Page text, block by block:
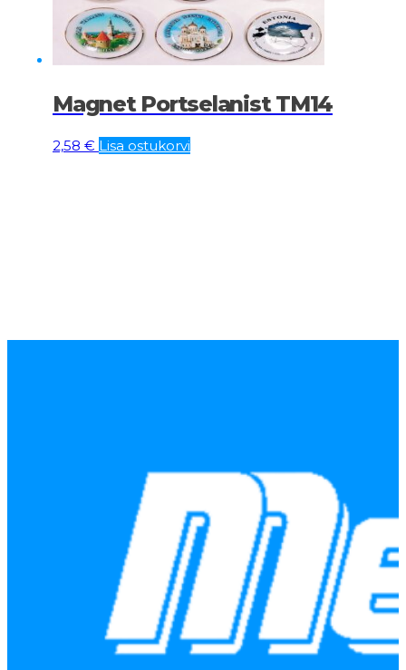
Magnet Portselanist TM14
2,58 € Lisa ostukorvi